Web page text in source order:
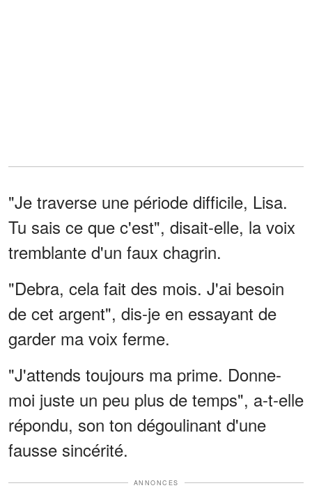
"Je traverse une période difficile, Lisa.
Tu sais ce que c'est", disait-elle, la voix
tremblante d'un faux chagrin.
"Debra, cela fait des mois. J'ai besoin
de cet argent", dis-je en essayant de
garder ma voix ferme.
"J'attends toujours ma prime. Donne-
moi juste un peu plus de temps", a-t-elle
répondu, son ton dégoulinant d'une
fausse sincérité.
ANNONCES